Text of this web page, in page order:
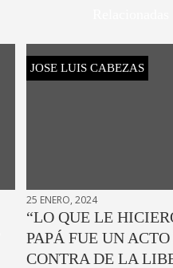
JOSE LUIS CABEZAS
25 ENERO, 2024
“LO QUE LE
PAPÁ FUE UN
CONTRA DE LA